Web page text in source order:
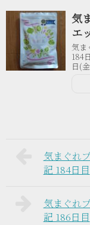
気
エ
気ま
184
日(
気まぐれ
記 184日目
気まぐれ
記 186日目